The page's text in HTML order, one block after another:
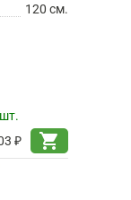
120 см.
₽
shopping_cart